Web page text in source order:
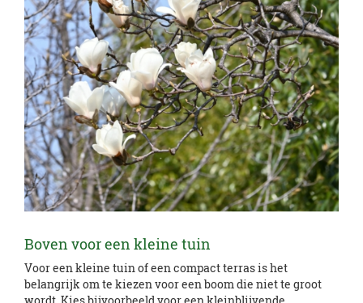
Boven voor een kleine tuin
Voor een kleine tuin of een compact terras is het
belangrijk om te kiezen voor een boom die niet te groot